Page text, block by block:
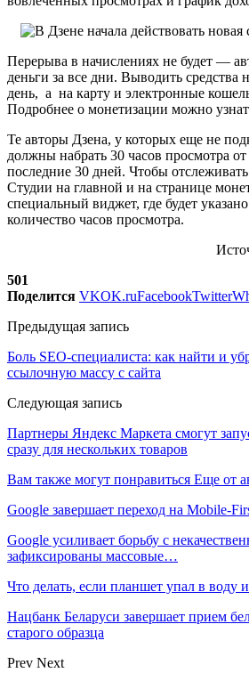
Перерыва в начислениях не будет —
деньги за все дни. Выводить
день, а на карту и электронные
Подробнее о монетизации можно
Те авторы Дзена, у которых еще не
должны набрать 30 часов просмотра
последние 30 дней. Чтобы отслеживать
Студии на главной и на странице
специальный виджет, где будет
количество часов просмотра.
501
Поделится VKOK.ruFacebookTwitter
Предыдущая запись
Боль SEO-специалиста: как найти и
ссылочную массу с сайта
Следующая запись
Партнеры Яндекс Маркета смогут
сразу для нескольких товаров
Вам также могут понравиться Еще от
Google завершает переход на Mobile-
Google усиливает борьбу с
зафиксированы массовые…
Что делать, если планшет упал в воду
Нацбанк Беларуси завершает прием
старого образца
Prev Next